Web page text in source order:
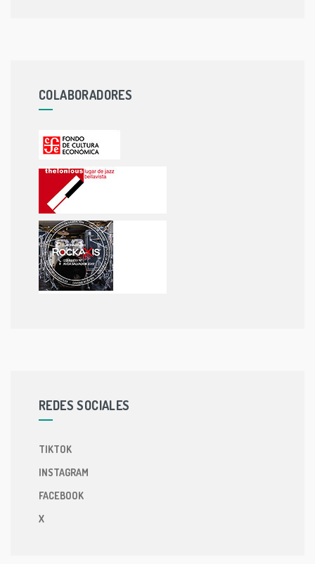
COLABORADORES
REDES SOCIALES
TIKTOK
INSTAGRAM
FACEBOOK
X